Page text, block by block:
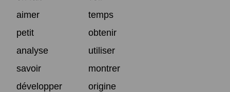
aimer
temps
petit
obtenir
analyse
utiliser
savoir
montrer
développer
origine